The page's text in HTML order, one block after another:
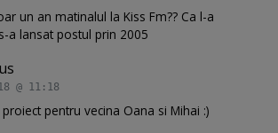
un an matinalul la Kiss Fm?? Ca l-a
a lansat postul prin 2005
@ 11:18
pentru vecina Oana si Mihai :)